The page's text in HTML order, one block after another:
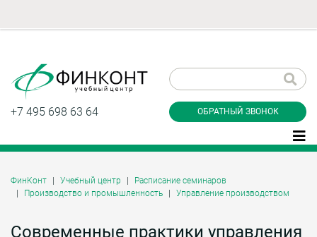
+7 495 698 63 64 ОБРАТНЫЙ ЗВОНОК
ФинКонт Учебный центр
Расписание семинаров
Производство и промышленность
Управление производством
Современные практики управления
звонок
Даю согласие на обработку персональных